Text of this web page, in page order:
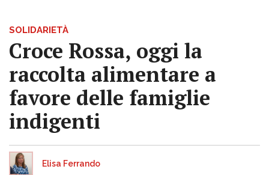
SOLIDARIETÀ
Croce Rossa, oggi la
raccolta alimentare a
favore delle famiglie
indigenti
Elisa Ferrando